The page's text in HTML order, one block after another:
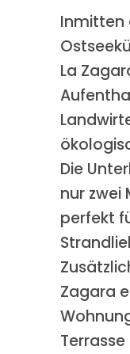
Inmitten
La
Die
nur zwei
perfekt
Zagara